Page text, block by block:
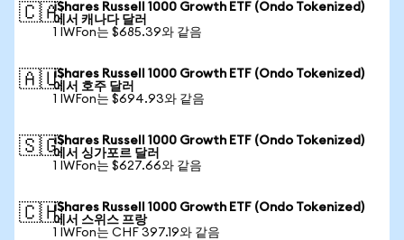
🇨🇦iShares Russell 1000 Growth ETF (Ondo Tokenized)
에서 캐나다 달러
1 IWFon는 $685.39와 같음
🇦🇺iShares Russell 1000 Growth ETF (Ondo Tokenized)
에서 호주 달러
1 IWFon는 $694.93와 같음
🇸🇬iShares Russell 1000 Growth ETF (Ondo Tokenized)
에서 싱가포르 달러
1 IWFon는 $627.66와 같음
🇨🇭iShares Russell 1000 Growth ETF (Ondo Tokenized)
에서 스위스 프랑
1 IWFon는 CHF 397.19와 같음